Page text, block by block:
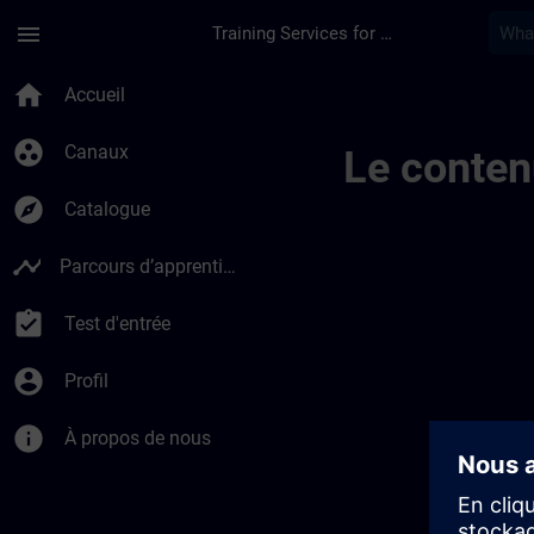
menu Training Services for Digital Industries
home Accueil
group_work Canaux
explore Catalogue
timeline Parcours d’apprentissage
assignment_turned_in Test d'entrée
account_circle Profil
info À propos de nous
Le